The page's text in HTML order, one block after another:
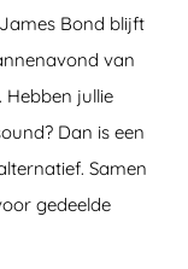
Bond blijft
van
Hebben jullie
Dan is een
Samen
gedeelde